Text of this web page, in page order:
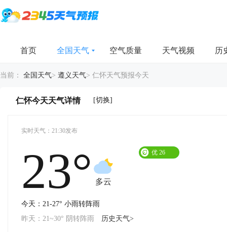
首页 全国天气 空气质量 天气视频 历
当前： 全国天气> 遵义天气> 仁怀天气预报今天
仁怀今天天气详情 [切换]
实时天气：21:30发布
23° 多云
优 26
今天：21-27° 小雨转阵雨
昨天：21~30° 阴转阵雨
历史天气>